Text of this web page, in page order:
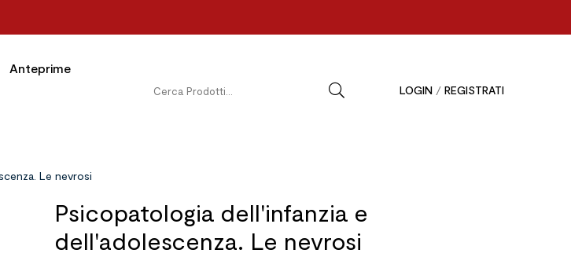
Anteprime
LOGIN / REGISTRATI
Le nevrosi
Psicopatologia dell'infanzia e
dell'adolescenza. Le nevrosi